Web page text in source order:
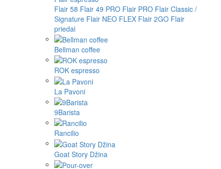
Flair 58 Flair 49 PRO Flair PRO Flair Classic /
Signature Flair NEO FLEX Flair 2GO Flair
priedai
Bellman coffee
ROK espresso
La Pavoni
9Barista
Rancilio
Goat Story Džina